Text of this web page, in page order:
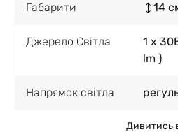
Габарити 14
Джерело Світла
1 x
lm )
Напрямок світла
Дивитись